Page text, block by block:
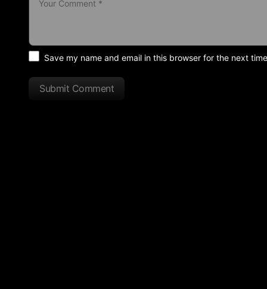
Save my name and email in this browser for the next
Submit Comment